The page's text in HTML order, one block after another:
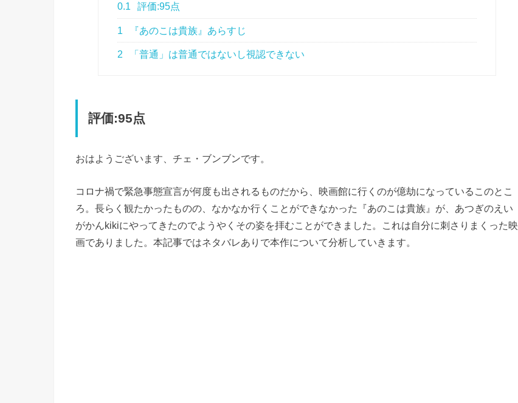
0.1 評価:95点
1 『あのこは貴族』あらすじ
2 「普通」は普通ではないし視認できない
評価:95点
おはようございます、チェ・ブンブンです。
コロナ禍で緊急事態宣言が何度も出されるものだから、映画館に行くのが億劫になっているこのとこ
ろ。長らく観たかったものの、なかなか行くことができなかった『あのこは貴族』が、あつぎのえい
がかんkikiにやってきたのでようやくその姿を拝むことができました。これは自分に刺さりまくった映
画でありました。本記事ではネタバレありで本作について分析していきます。